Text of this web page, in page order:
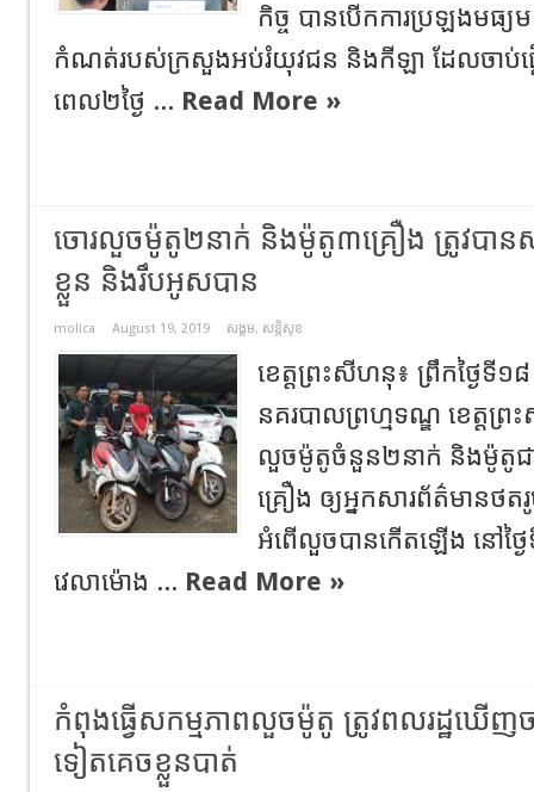
កិច្ច បានបើកការប្រឡងម
កំណត់របស់ក្រសួងអប់រំយុវជន និងកីឡា ដែលចាប់ផ្ត
ពេល២ថ្ងៃ ... Read More »
ចោរ​លួច​ម៉ូតូ​២នាក់​ និង​ម៉ូតូ​៣គ្រឿង ត្រូវ​បាន​
ខ្លួន និងរឹបអូស​បាន​
molica August 19, 2019 សង្គម, សន្តិសុខ
ខេត្ត​ព្រះសីហនុ៖ ព្រឹកថ្ងៃទី
នគរបាល​ព្រហ្មទណ្ឌ​ ខេត្ត​ព្
លួច​ម៉ូតូ​ចំនួន​២នាក់​ និង​ម៉ូតូ​
គ្រឿង​ ឲ្យ​អ្នក​សារព័ត៌មាន​ថ
អំពើ​លួចបាន​កើត​ឡើង​ នៅថ្ង
វេលាម៉ោង ... Read More »
កំពុងធ្វើសកម្មភាពលួចម៉ូតូ ត្រូវពលរដ្ឋឃើញចា
ទៀតគេចខ្លួនបាត់